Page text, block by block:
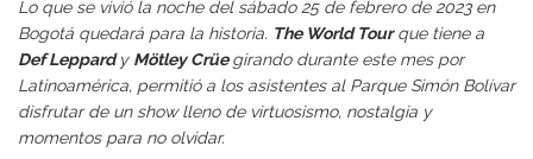
Lo que se vivió la noche del sábado 25 de febrero de 2023 en
Bogotá quedará para la historia. The World Tourque tiene a
Def Leppardy Mötley Crüegirando durante este mes por
Latinoamérica, permitió a los asistentes al Parque Simón Bolívar
disfrutar de un show lleno de virtuosismo, nostalgia y
momentos para no olvidar.